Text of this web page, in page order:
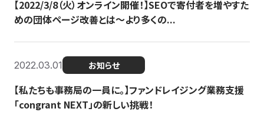
【2022/3/8（火）オンライン開催！】SEOで寄付者を増やすた
めの団体ページ改善とは～より多くの...
2022.03.01 お知らせ
【私たちも事務局の一員に。】ファンドレイジング業務支援
「congrant NEXT」の新しい挑戦！